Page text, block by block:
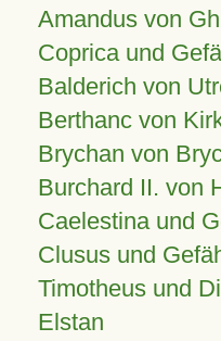
Amandus von
Coprica und
Balderich von
Berthanc von
Brychan von
Burchard II. von
Caelestina und
Clusus und
Timotheus und
Elstan